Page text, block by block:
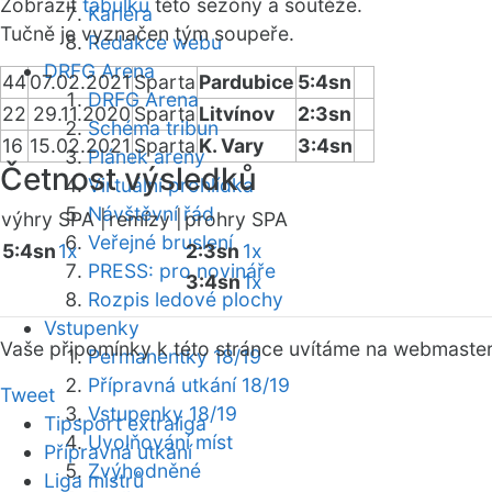
Kariéra
Redakce webu
DRFG Arena
DRFG Arena
Schéma tribun
Plánek areny
Virtuální prohlídka
Návštěvní řád
Veřejné bruslení
PRESS: pro novináře
Rozpis ledové plochy
Vstupenky
Permanentky 18/19
Přípravná utkání 18/19
Vstupenky 18/19
Uvolňování míst
Zvýhodněné
Zobrazit tabulku této sezóny a soutěže.
Tučně je vyznačen tým soupeře.
4407.02.2021Sparta Pardubice 5:4sn
22 29.11.2020SpartaLitvínov
2:3sn
16 15.02.2021 Sparta K. Vary 3:4sn
Četnost výsledků
výhry SPA |remízy | prohry SPA
5:4sn1x 2:3sn 1x
3:4sn1x
Vaše připomínky k této stránce uvítáme na webmaster
Tweet
Tipsport extraliga
Přípravná utkání
Liga mistrů